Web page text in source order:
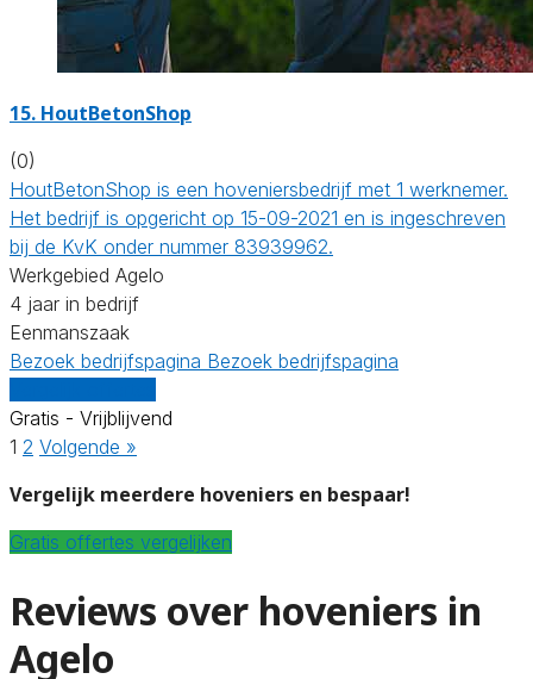
15. HoutBetonShop
(0)
HoutBetonShop is een hoveniersbedrijf met 1 werknemer.
Het bedrijf is opgericht op 15-09-2021 en is ingeschreven
bij de KvK onder nummer 83939962.
Werkgebied Agelo
4 jaar in bedrijf
Eenmanszaak
Bezoek bedrijfspagina Bezoek bedrijfspagina
Gratis - Vrijblijvend
1 2 Volgende »
Vergelijk meerdere hoveniers en bespaar!
Gratis offertes vergelijken
Reviews over hoveniers in
Agelo